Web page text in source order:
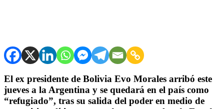
El ex presidente de Bolivia Evo Morales arribó este
jueves a la Argentina y se quedará en el país como
“refugiado”, tras su salida del poder en medio de